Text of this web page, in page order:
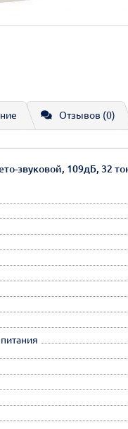
Отзывов (0)
звуковой, 109дБ, 32